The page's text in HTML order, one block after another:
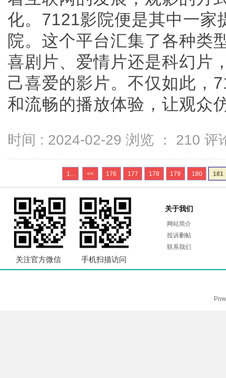
化。7121影院便是其中一家
院。这个平台汇集了各种类
喜剧片、爱情片还是科幻片
己喜爱的影片。不仅如此，
和流畅的播放体验，让观众
时间 : 2024-02-29 浏览 ： 210 评
1... << 176 177 178 179 180 181
关注官方微信 手机扫描访问
关于我们
网站简介
投诉删帖
联系我们